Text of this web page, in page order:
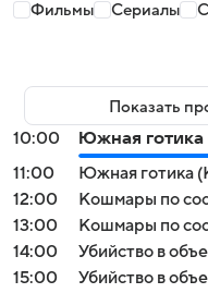
Фильмы Сериалы
Показать
10:00
Южная готика
11:00
Южная готика
12:00
Кошмары по
13:00
Кошмары по
14:00
Убийство в
15:00
Убийство в